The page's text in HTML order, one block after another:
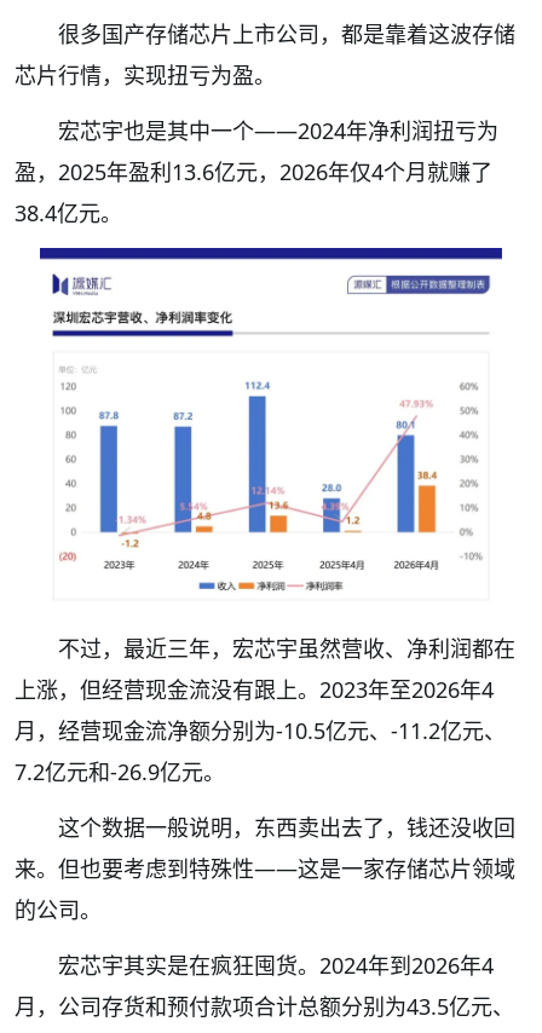
很多国产存储芯片上市公司，都是靠着这波存储
芯片行情，实现扭亏为盈。
宏芯宇也是其中一个——2024年净利润扭亏为
盈，2025年盈利13.6亿元，2026年仅4个月就赚了
38.4亿元。
不过，最近三年，宏芯宇虽然营收、净利润都在
上涨，但经营现金流没有跟上。2023年至2026年4
月，经营现金流净额分别为-10.5亿元、-11.2亿元、
7.2亿元和-26.9亿元。
这个数据一般说明，东西卖出去了，钱还没收回
来。但也要考虑到特殊性——这是一家存储芯片领域
的公司。
宏芯宇其实是在疯狂囤货。2024年到2026年4
月，公司存货和预付款项合计总额分别为43.5亿元、